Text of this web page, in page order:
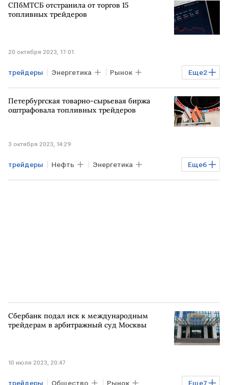
СПбМТСБ отстранила от торгов 15
топливных трейдеров
20 октября 2023, 17:01
Еще2
трейдеры Энергетика Рынок
СПбМТСБ штраф
Петербургская товарно-сырьевая биржа
оштрафовала топливных трейдеров
3 октября 2023, 14:29
Еще6
трейдеры Нефть Энергетика
Право Общество Экономика
Сбербанк подал иск к международным
трейдерам в арбитражный суд Москвы
10 июля 2023, 20:47
Еще7
трейдеры Общество Рынок